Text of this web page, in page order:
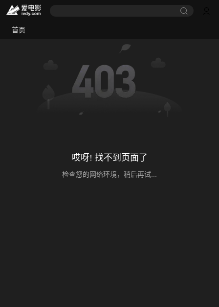
首页
哎呀! 找不到页面了
检查您的网络环境，稍后再试...